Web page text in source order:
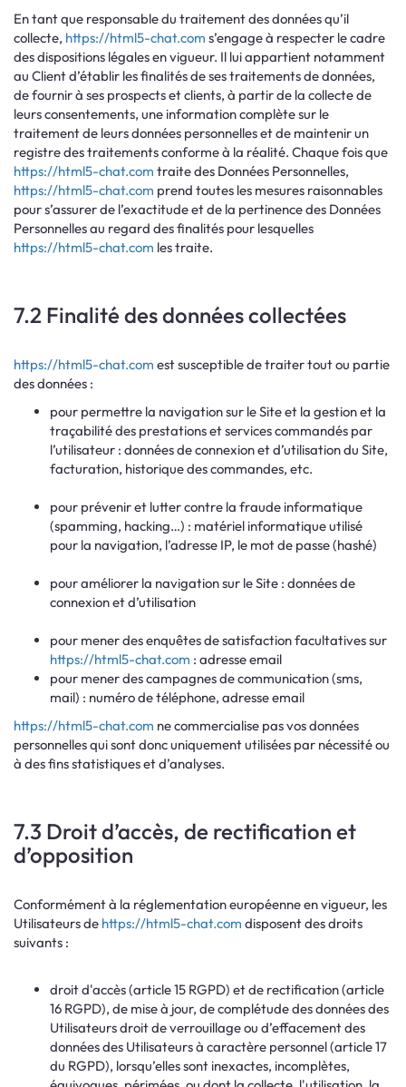
En tant que responsable du traitement des données qu’il
collecte, https://html5-chat.com s’engage à respecter le cadre
des dispositions légales en vigueur. Il lui appartient notamment
au Client d’établir les finalités de ses traitements de données,
de fournir à ses prospects et clients, à partir de la collecte de
leurs consentements, une information complète sur le
traitement de leurs données personnelles et de maintenir un
registre des traitements conforme à la réalité. Chaque fois que
https://html5-chat.com traite des Données Personnelles,
https://html5-chat.com prend toutes les mesures raisonnables
pour s’assurer de l’exactitude et de la pertinence des Données
Personnelles au regard des finalités pour lesquelles
https://html5-chat.com les traite.
7.2 Finalité des données collectées
https://html5-chat.com est susceptible de traiter tout ou partie
des données :
pour permettre la navigation sur le Site et la gestion et la
traçabilité des prestations et services commandés par
l’utilisateur : données de connexion et d’utilisation du Site,
facturation, historique des commandes, etc.
pour prévenir et lutter contre la fraude informatique
(spamming, hacking…) : matériel informatique utilisé
pour la navigation, l’adresse IP, le mot de passe (hashé)
pour améliorer la navigation sur le Site : données de
connexion et d’utilisation
pour mener des enquêtes de satisfaction facultatives sur
https://html5-chat.com : adresse email
pour mener des campagnes de communication (sms,
mail) : numéro de téléphone, adresse email
https://html5-chat.com ne commercialise pas vos données
personnelles qui sont donc uniquement utilisées par nécessité ou
à des fins statistiques et d’analyses.
7.3 Droit d’accès, de rectification et
d’opposition
Conformément à la réglementation européenne en vigueur, les
Utilisateurs de https://html5-chat.com disposent des droits
suivants :
droit d'accès (article 15 RGPD) et de rectification (article
16 RGPD), de mise à jour, de complétude des données des
Utilisateurs droit de verrouillage ou d’effacement des
données des Utilisateurs à caractère personnel (article 17
du RGPD), lorsqu’elles sont inexactes, incomplètes,